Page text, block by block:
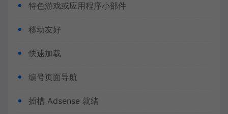
特色游戏或应用程序小部件
移动友好
快速加载
编号页面导航
插槽 Adsense 就绪